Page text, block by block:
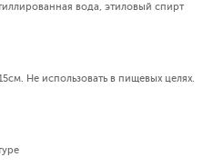
вода, этиловый спирт
Не использовать в пищевых целях.